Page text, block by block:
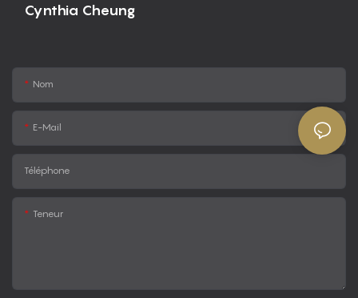
Cynthia Cheung
Nom
E-Mail
Téléphone
Teneur